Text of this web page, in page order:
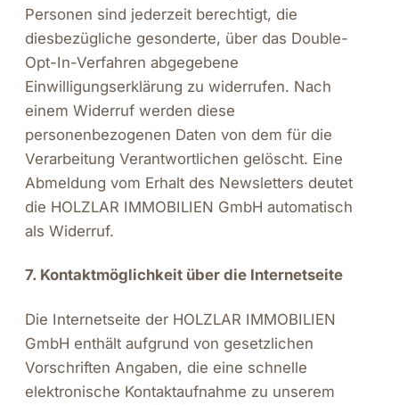
Personen sind jederzeit berechtigt, die
diesbezügliche gesonderte, über das Double-
Opt-In-Verfahren abgegebene
Einwilligungserklärung zu widerrufen. Nach
einem Widerruf werden diese
personenbezogenen Daten von dem für die
Verarbeitung Verantwortlichen gelöscht. Eine
Abmeldung vom Erhalt des Newsletters deutet
die HOLZLAR IMMOBILIEN GmbH automatisch
als Widerruf.
7. Kontaktmöglichkeit über die Internetseite
Die Internetseite der HOLZLAR IMMOBILIEN
GmbH enthält aufgrund von gesetzlichen
Vorschriften Angaben, die eine schnelle
elektronische Kontaktaufnahme zu unserem